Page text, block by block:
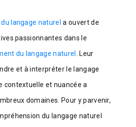
langage naturel a ouvert de
passionnantes dans le
du langage naturel . Leur
et à interpréter le langage
contextuelle et nuancée a
domaines. Pour y parvenir,
du langage naturel